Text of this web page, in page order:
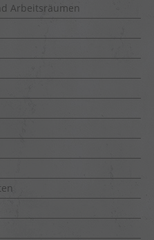
Arbeitsräumen